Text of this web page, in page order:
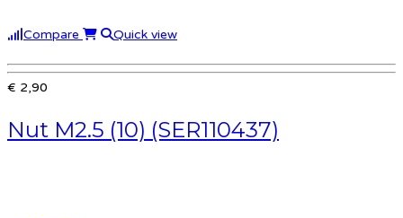
Compare Quick view
€ 2,90
Nut M2.5 (10) (SER110437)